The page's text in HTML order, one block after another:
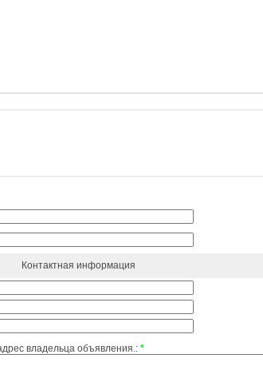
Контактная информация
владельца объявления.: *